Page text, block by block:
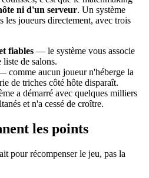
ni d'un serveur. Un système
les joueurs directement, avec trois
fiables — le système vous associe
de salons.
comme aucun joueur n'héberge la
de triches côté hôte disparaît.
a démarré avec quelques milliers
et n'a cessé de croître.
les points
pour récompenser le jeu, pas la